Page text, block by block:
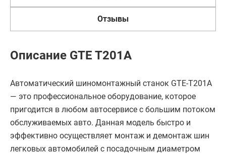
Отзывы
Описание GTE T201A
Автоматический шиномонтажный станок GTE-T201A
— это профессиональное оборудование, которое
пригодится в любом автосервисе с большим потоком
обслуживаемых авто. Данная модель быстро и
эффективно осуществляет монтаж и демонтаж шин
легковых автомобилей c посадочным диаметром